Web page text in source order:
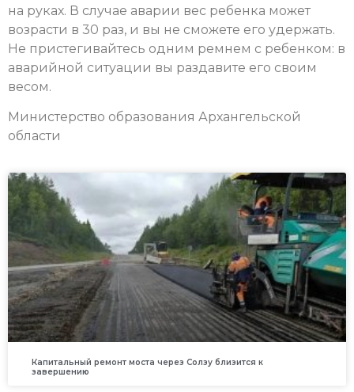
на руках. В случае аварии вес ребенка может
возрасти в 30 раз, и вы не сможете его удержать.
Не пристегивайтесь одним ремнем с ребенком: в
аварийной ситуации вы раздавите его своим
весом.
Министерство образования Архангельской
области
Капитальный ремонт моста через Солзу близится к
завершению